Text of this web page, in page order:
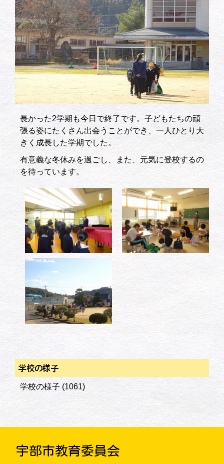
長かった2学期も今日で終了です。子どもたちの頑
張る姿にたくさん出会うことができ、一人ひとり大
きく成長した学期でした。
有意義な冬休みを過ごし、また、元気に登校するの
を待っています。
学校の様子
学校の様子 (1061)
宇部市教育委員会